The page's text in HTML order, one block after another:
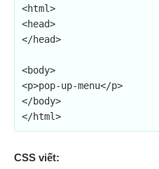
<html>
<head>
</head>
<body>
<p>pop-up-menu</p>
</body>
</html>
CSS viết: